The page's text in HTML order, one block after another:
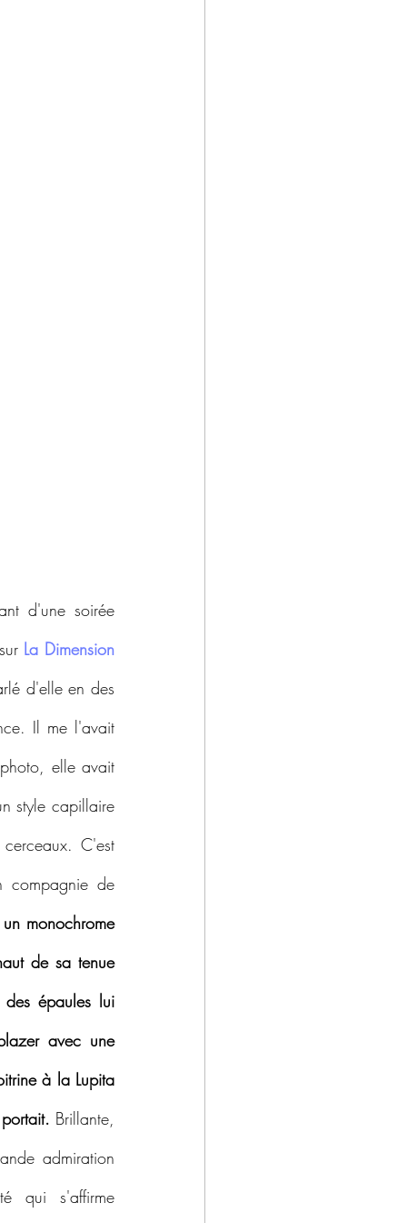
d'une soirée
La Dimension
d'elle en des
Il me l'avait
elle avait
style capillaire
C'est
de
monochrome
de sa tenue
épaules lui
avec une
à la Lupita
Brillante,
admiration
qui s'affirme